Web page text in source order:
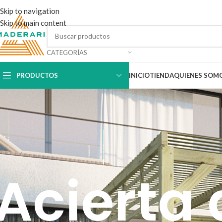
Skip to navigation
Skip to main content
CATEGORÍAS
PRODUCTOS INICIOTIENDAQUIENES